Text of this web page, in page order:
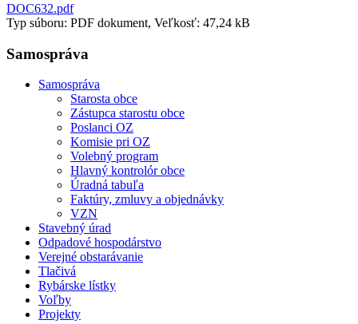
DOC632.pdf
Typ súboru: PDF dokument, Veľkosť: 47,24 kB
Samospráva
Samospráva
Starosta obce
Zástupca starostu obce
Poslanci OZ
Komisie pri OZ
Volebný program
Hlavný kontrolór obce
Úradná tabuľa
Faktúry, zmluvy a objednávky
VZN
Stavebný úrad
Odpadové hospodárstvo
Verejné obstarávanie
Tlačivá
Rybárske lístky
Voľby
Projekty